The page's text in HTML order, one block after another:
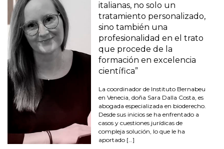
italianas, no solo un
tratamiento personalizado,
sino también una
profesionalidad en el trato
que procede de la
formación en excelencia
científica”
La coordinador de Instituto Bernabeu
en Venecia, doña Sara Dalla Costa, es
abogada especializada en bioderecho.
Desde sus inicios se ha enfrentado a
casos y cuestiones jurídicas de
compleja solución, lo que le ha
aportado […]